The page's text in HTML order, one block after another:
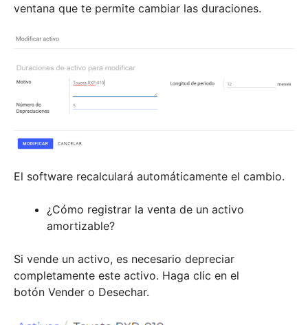
ventana que te permite cambiar las duraciones.
El software recalculará automáticamente el cambio.
¿Cómo registrar la venta de un activo
amortizable?
Si vende un activo, es necesario depreciar
completamente este activo. Haga clic en el
botón Vender o Desechar.